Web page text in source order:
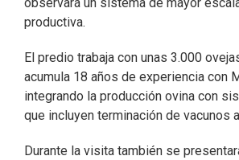
observará un sistema de mayor
productiva.
El predio trabaja con unas 3.000
acumula 18 años de experiencia con
integrando la producción ovina con
que incluyen terminación de vacunos
Durante la visita también se